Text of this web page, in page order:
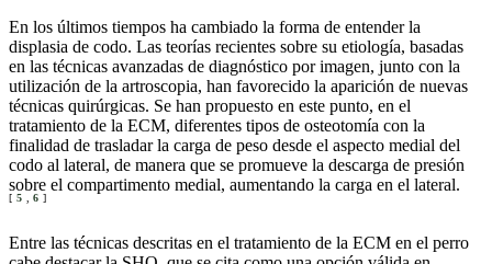
En los últimos tiempos ha cambiado la forma de entender la
displasia de codo. Las teorías recientes sobre su etiología, basadas
en las técnicas avanzadas de diagnóstico por imagen, junto con la
utilización de la artroscopia, han favorecido la aparición de nuevas
técnicas quirúrgicas. Se han propuesto en este punto, en el
tratamiento de la ECM, diferentes tipos de osteotomía con la
finalidad de trasladar la carga de peso desde el aspecto medial del
codo al lateral, de manera que se promueve la descarga de presión
sobre el compartimento medial, aumentando la carga en el lateral.
[ 5 6 ]
Entre las técnicas descritas en el tratamiento de la ECM en el perro